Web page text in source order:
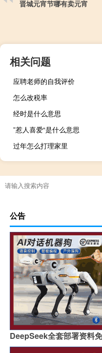
晋城元宵节哪有卖元宵
相关问题
应聘老师的自我评价
怎么改税率
经时是什么意思
”惹人喜爱“是什么意思
过年怎么打理家里
公告
DeepSeek全套部署资料